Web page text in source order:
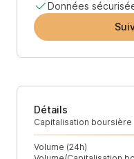
Données
Détails
Capitalisation boursière
Volume (24h)